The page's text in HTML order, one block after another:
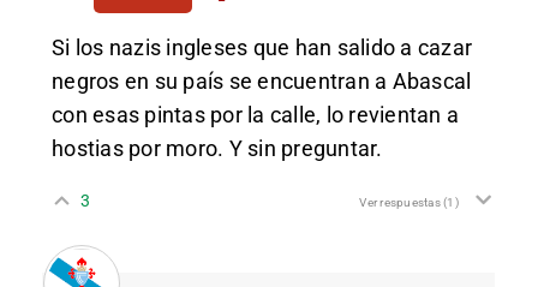
Si los nazis ingleses que han salido a cazar
negros en su país se encuentran a Abascal
con esas pintas por la calle, lo revientan a
hostias por moro. Y sin preguntar.
3 Ver respuestas(1)